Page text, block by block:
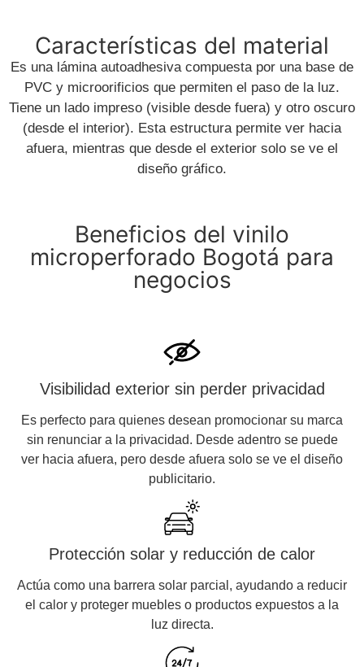
Características del material
Es una lámina autoadhesiva compuesta por una base de
PVC y microorificios que permiten el paso de la luz.
Tiene un lado impreso (visible desde fuera) y otro oscuro
(desde el interior). Esta estructura permite ver hacia
afuera, mientras que desde el exterior solo se ve el
diseño gráfico.
Beneficios del vinilo
microperforado Bogotá para
negocios
Visibilidad exterior sin perder privacidad
Es perfecto para quienes desean promocionar su marca
sin renunciar a la privacidad. Desde adentro se puede
ver hacia afuera, pero desde afuera solo se ve el diseño
publicitario.
Protección solar y reducción de calor
Actúa como una barrera solar parcial, ayudando a reducir
el calor y proteger muebles o productos expuestos a la
luz directa.